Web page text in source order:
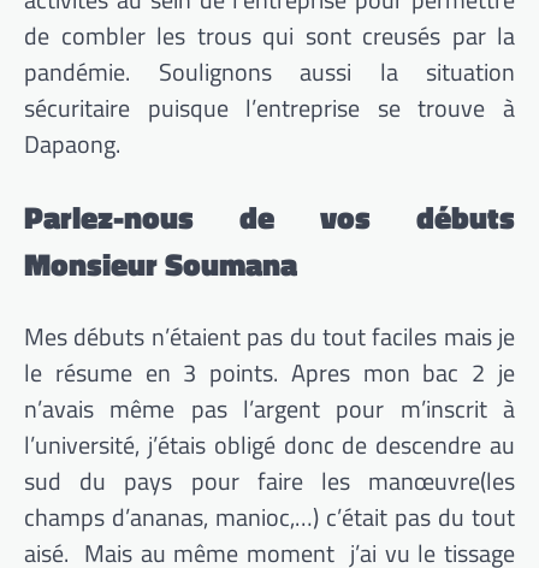
de combler les trous qui sont creusés par la
pandémie. Soulignons aussi la situation
sécuritaire puisque l’entreprise se trouve à
Dapaong.
Parlez-nous de vos débuts
Monsieur Soumana
Mes débuts n’étaient pas du tout faciles mais je
le résume en 3 points. Apres mon bac 2 je
n’avais même pas l’argent pour m’inscrit à
l’université, j’étais obligé donc de descendre au
sud du pays pour faire les manœuvre(les
champs d’ananas, manioc,…) c’était pas du tout
aisé. Mais au même moment j’ai vu le tissage